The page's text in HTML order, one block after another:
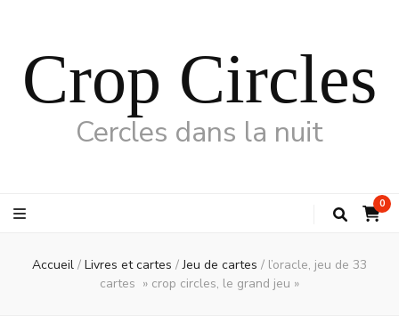
Crop Circles
Cercles dans la nuit
0
Accueil / Livres et cartes / Jeu de cartes / l’oracle, jeu de 33
cartes » crop circles, le grand jeu »